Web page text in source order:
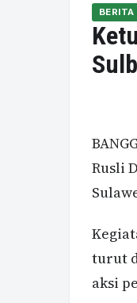
Rusli
turut
aksi